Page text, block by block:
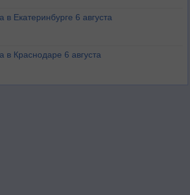
в Екатеринбурге 6 августа
в Краснодаре 6 августа